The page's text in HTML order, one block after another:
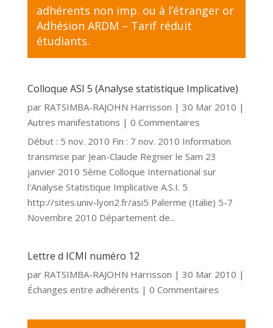
adhérents non imp. ou à l’étrangeror
Adhésion ARDM – Tarif réduit
étudiants.
Colloque ASI 5 (Analyse statistique Implicative)
par RATSIMBA-RAJOHN Harrisson | 30 Mar 2010 |
Autres manifestations | 0 Commentaires
Début : 5 nov. 2010 Fin : 7 nov. 2010 Information
transmise par Jean-Claude Regnier le Sam 23
janvier 2010 5ème Colloque International sur
l'Analyse Statistique Implicative A.S.I. 5
http://sites.univ-lyon2.fr/asi5 Palerme (Italie) 5-7
Novembre 2010 Département de...
Lettre d ICMI numéro 12
par RATSIMBA-RAJOHN Harrisson | 30 Mar 2010 |
Échanges entre adhérents | 0 Commentaires